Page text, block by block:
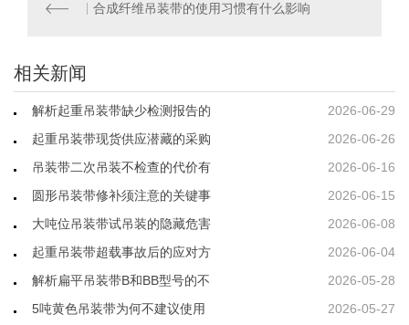
合成纤维吊装带的使用习惯有什么影响
相关新闻
2026-06-29
解析起重吊装带缺少检测报告的
2026-06-26
起重吊装带现货供应潜藏的采购
2026-06-16
吊装带二次吊装不检查的代价有
2026-06-15
圆形吊装带修补须注意的关键事
2026-06-08
大吨位吊装带试吊装的隐藏危害
2026-06-04
起重吊装带超载事故后的应对方
2026-05-28
解析扁平吊装带B和BB型号的不
2026-05-27
5吨黄色吊装带为何不建议使用